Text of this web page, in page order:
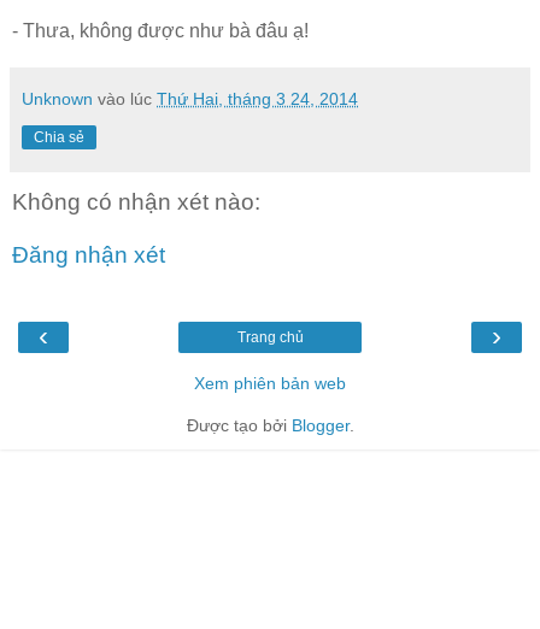
- Thưa, không được như bà đâu ạ!
Unknown vào lúc Thứ Hai, tháng 3 24, 2014
Chia sẻ
Không có nhận xét nào:
Đăng nhận xét
‹ ›
Trang chủ
Xem phiên bản web
Được tạo bởi Blogger.